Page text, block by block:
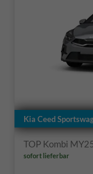
Kia Ceed
TOP Kombi
sofort lieferbar